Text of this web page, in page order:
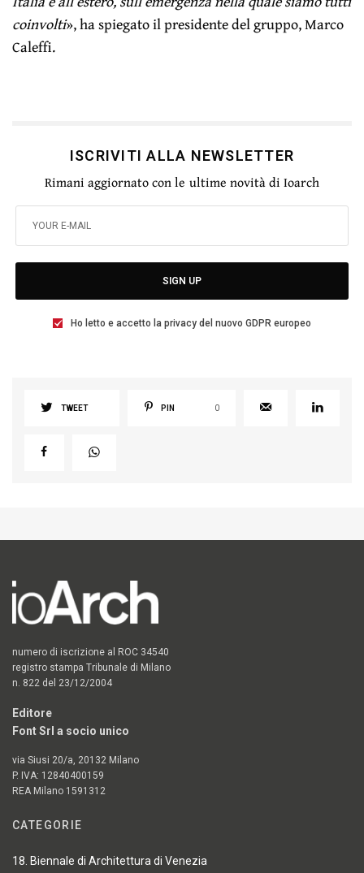
coinvolti», ha spiegato il presidente del gruppo, Marco
Caleffi.
ISCRIVITI ALLA NEWSLETTER
Rimani aggiornato con le ultime novità di Ioarch
SIGN UP
Ho letto e accetto la privacy del nuovo GDPR europeo
TWEET PIN 0
numero di iscrizione al ROC 34540
registro stampa Tribunale di Milano
n. 822 del 23/12/2004
Editore
Font Srl a socio unico
via Siusi 20/a, 20132 Milano
P. IVA: 12840400159
REA Milano 1591312
CATEGORIE
18. Biennale di Architettura di Venezia